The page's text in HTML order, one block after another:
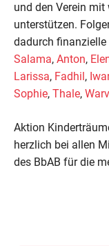
und den Verein mit
unterstützen.
dadurch finanzielle
Salama, Anton,
Larissa, Fadhil,
Sophie, Thale,
Aktion
herzlich bei allen
des BbAB für die